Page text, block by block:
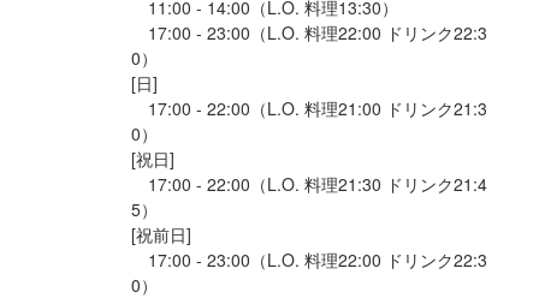
11:00 - 14:00（L.O. 料理13:30）
17:00 - 23:00（L.O. 料理22:00 ドリンク22:3
0）
[日]
17:00 - 22:00（L.O. 料理21:00 ドリンク21:3
0）
[祝日]
17:00 - 22:00（L.O. 料理21:30 ドリンク21:4
5）
[祝前日]
17:00 - 23:00（L.O. 料理22:00 ドリンク22:3
0）